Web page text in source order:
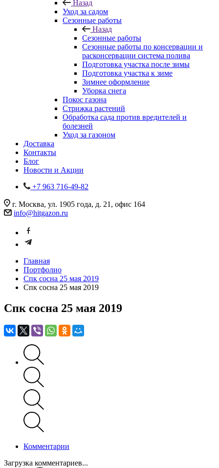
Назад
Уход за садом
Сезонные работы
Назад
Сезонные работы
Сезонные работы по консервации и
расконсервации система полива
Подготовка участка после зимы
Подготовка участка к зиме
Зимнее оформление
Уборка снега
Покос газона
Стрижка растений
Обработка сада против вредителей и
болезней
Уход за газоном
Доставка
Контакты
Блог
Новости и Акции
+7 963 716-49-82
г. Москва, ул. 1905 года, д. 21, офис 164
info@hitgazon.ru
Главная
Портфолио
Спк сосна 25 мая 2019
Спк сосна 25 мая 2019
Спк сосна 25 мая 2019
Комментарии
Загрузка комментариев...